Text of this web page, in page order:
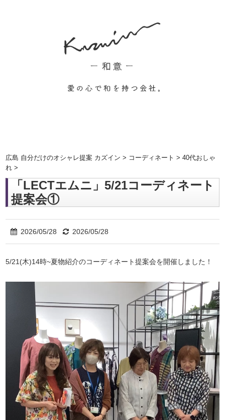
広島 自分だけのオシャレ提案 カズイン > コーディネート >40代おしゃ
れ >
「LECTエムニ」5/21コーディネート
提案会①
2026/05/28 2026/05/28
5/21(木)14時~夏物紹介のコーディネート提案会を開催しました！